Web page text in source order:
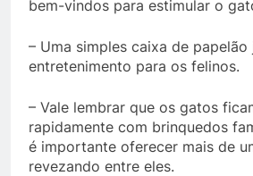
bem-vindos para estimular o
– Uma simples caixa de
entretenimento para os felinos.
– Vale lembrar que os gatos
rapidamente com brinquedos
é importante oferecer mais de
revezando entre eles.